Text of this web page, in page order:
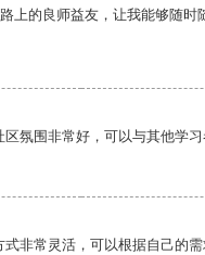
上的良师益友，让我能够随时
氛围非常好，可以与其他学习
非常灵活，可以根据自己的需